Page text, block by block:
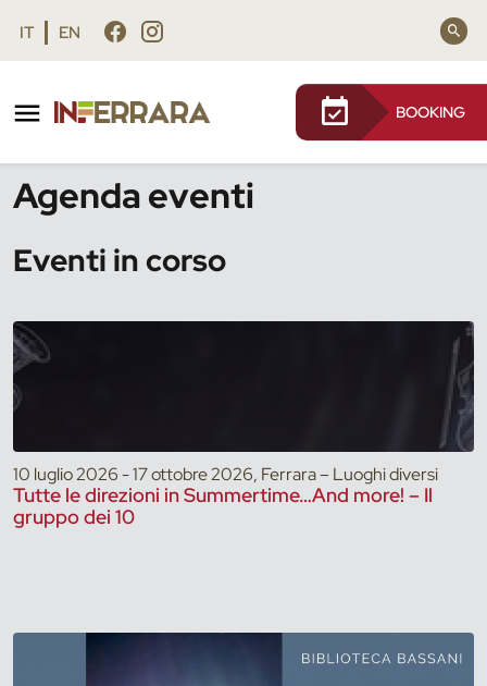
Vai al contenuto principale
Vai al footer
IT EN
BOOKING
Agenda eventi
Eventi in corso
10 luglio 2026 - 17 ottobre 2026, Ferrara – Luoghi diversi
Tutte le direzioni in Summertime…And more! – Il
gruppo dei 10